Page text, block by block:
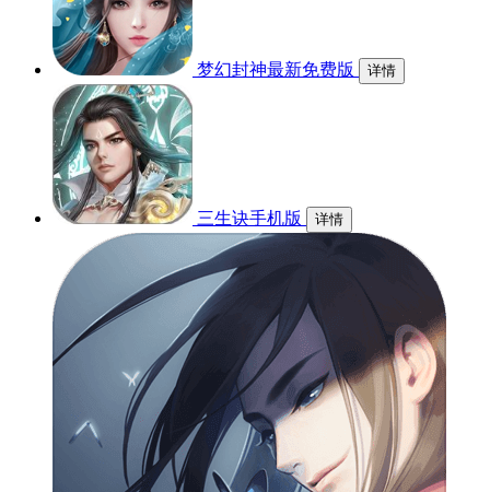
梦幻封神最新免费版 详情
三生诀手机版 详情